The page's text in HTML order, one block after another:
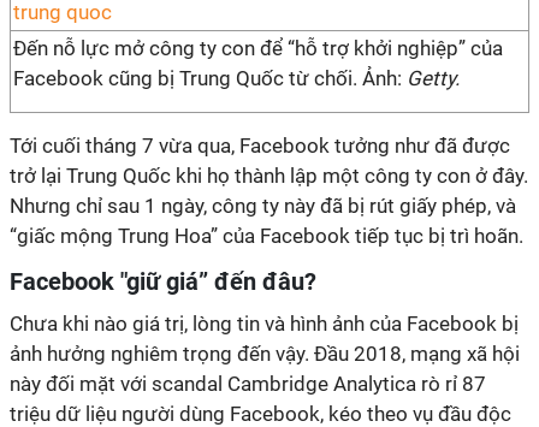
Đến nỗ lực mở công ty con để “hỗ trợ khởi nghiệp” của
Facebook cũng bị Trung Quốc từ chối. Ảnh: Getty.
Tới cuối tháng 7 vừa qua, Facebook tưởng như đã được
trở lại Trung Quốc khi họ thành lập một công ty con ở đây.
Nhưng chỉ sau 1 ngày, công ty này đã bị rút giấy phép, và
“giấc mộng Trung Hoa” của Facebook tiếp tục bị trì hoãn.
Facebook "giữ giá” đến đâu?
Chưa khi nào giá trị, lòng tin và hình ảnh của Facebook bị
ảnh hưởng nghiêm trọng đến vậy. Đầu 2018, mạng xã hội
này đối mặt với scandal Cambridge Analytica rò rỉ 87
triệu dữ liệu người dùng Facebook, kéo theo vụ đầu độc